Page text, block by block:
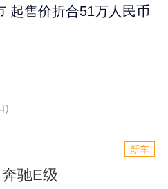
起售价折合51万人民币
)
新车
奔驰E级